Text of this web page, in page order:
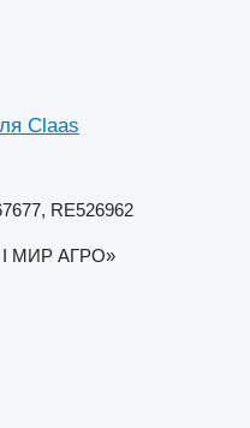
Claas
RE526962
МИР АГРО»